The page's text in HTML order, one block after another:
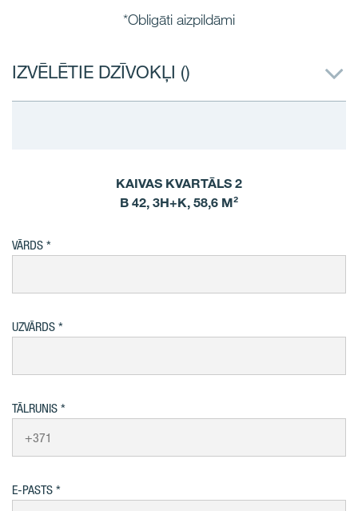
*Obligāti aizpildāmi
IZVĒLĒTIE DZĪVOKĻI ()
KAIVAS KVARTĀLS 2
B 42, 3H+K, 58,6 M²
VĀRDS
UZVĀRDS
TĀLRUNIS
E-PASTS